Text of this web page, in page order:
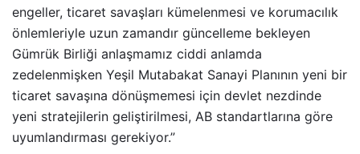
engeller, ticaret savaşları kümelenmesi ve korumacılık
önlemleriyle uzun zamandır güncelleme bekleyen
Gümrük Birliği anlaşmamız ciddi anlamda
zedelenmişken Yeşil Mutabakat Sanayi Planının yeni bir
ticaret savaşına dönüşmemesi için devlet nezdinde
yeni stratejilerin geliştirilmesi, AB standartlarına göre
uyumlandırması gerekiyor.”